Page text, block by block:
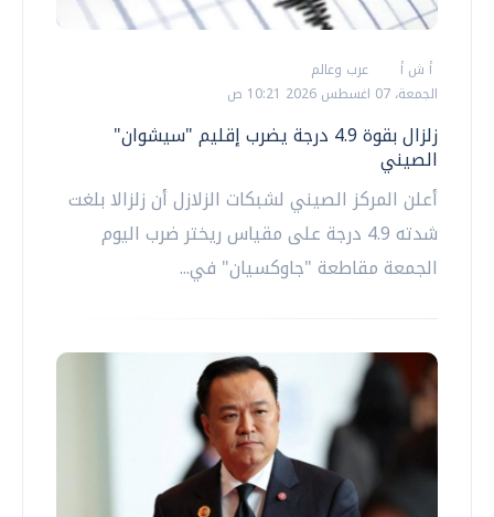
أ ش أ
عرب وعالم
الجمعة، 07 اغسطس 2026 10:21 ص
زلزال بقوة 4.9 درجة يضرب إقليم "سيشوان"
الصيني
أعلن المركز الصيني لشبكات الزلازل أن زلزالا بلغت
شدته 4.9 درجة على مقياس ريختر ضرب اليوم
الجمعة مقاطعة "جاوكسيان" في...